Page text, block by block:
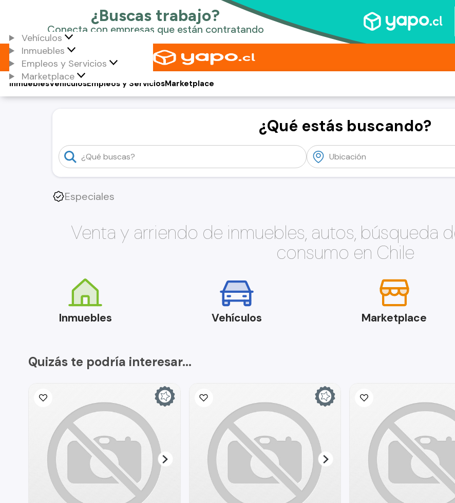
Vehículos
Inmuebles
Empleos y Servicios
Marketplace
Vehículos
Inmuebles Empleos y ServiciosMarketplace
¿Qué estás buscando?
Especiales
Venta y arriendo de inmuebles, autos, búsqueda
consumo en Chile
Inmuebles Vehículos Marketplace
Quizás te podría interesar...